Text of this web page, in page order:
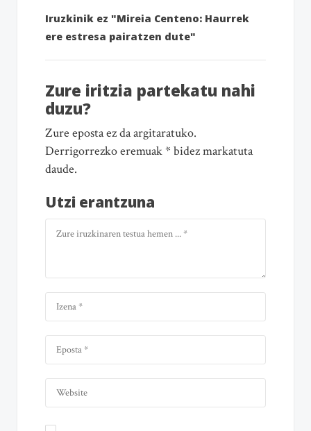
Iruzkinik ez "Mireia Centeno: Haurrek
ere estresa pairatzen dute"
Zure iritzia partekatu nahi
duzu?
Zure eposta ez da argitaratuko.
Derrigorrezko eremuak * bidez markatuta
daude.
Utzi erantzuna